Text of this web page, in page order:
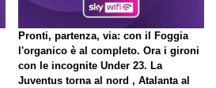
Pronti, partenza, via: con il Foggia
l'organico è al completo. Ora i gironi
con le incognite Under 23. La
Juventus torna al nord , Atalanta al